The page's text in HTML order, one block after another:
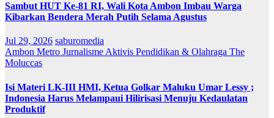
Sambut HUT Ke-81 RI, Wali Kota Ambon Imbau Warga
Kibarkan Bendera Merah Putih Selama Agustus
Jul 29, 2026 saburomedia
Ambon Metro Jurnalisme Aktivis Pendidikan & Olahraga The
Moluccas
Isi Materi LK-III HMI, Ketua Golkar Maluku Umar Lessy ;
Indonesia Harus Melampaui Hilirisasi Menuju Kedaulatan
Produktif